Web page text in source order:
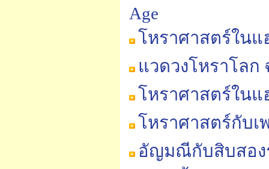
Age
โหราศาสตร์ในแ
แวดวงโหราโลก
โหราศาสตร์ในแ
โหราศาสตร์กับเ
อัญมณีกับสิบสอง